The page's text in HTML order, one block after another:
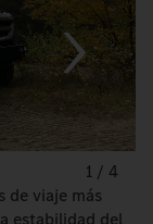
1 / 4
de viaje más
estabilidad del